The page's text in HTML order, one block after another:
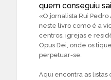
quem conseguiu
«O jornalista Rui
neste livro como é a
centros, igrejas e
Opus Dei, onde os
perpetuar-se.
Aqui encontra as listas